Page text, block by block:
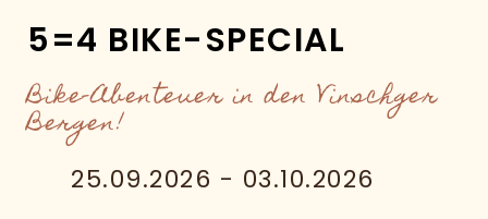
5=4 BIKE-SPECIAL
Bike-Abenteuer in den Vinschger
Bergen!
25.09.2026 - 03.10.2026